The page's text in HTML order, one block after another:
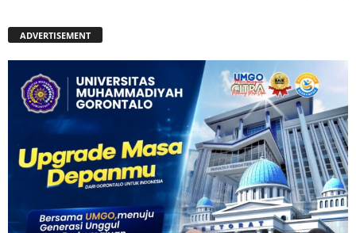
ADVERTISEMENT